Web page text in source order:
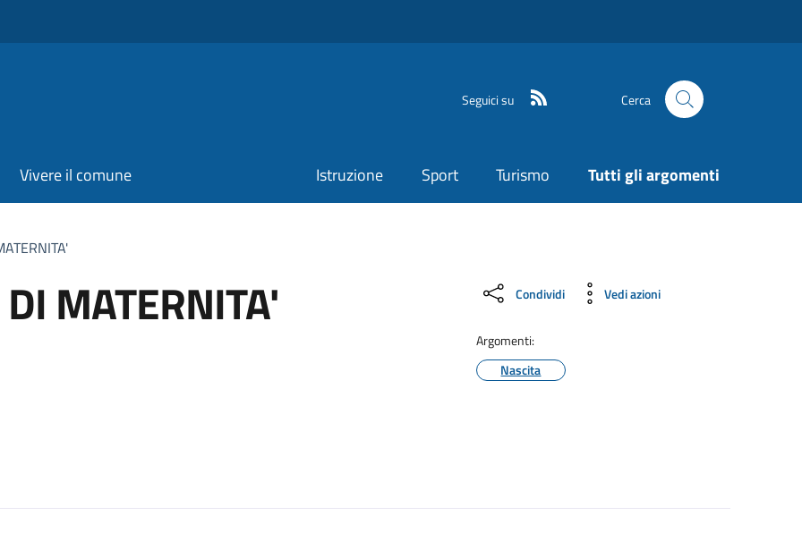
Seguici su Cerca
Vivere il comune Istruzione Sport Turismo Tutti gli argomenti
MATERNITA' Condividi Vedi azioni
Argomenti:
Nascita